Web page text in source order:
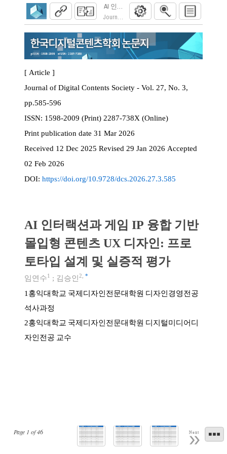
AI 인터랙션과 게임 IP 융합 기반 몰입형
Journal of Digital Contents Society. 2026;
Page 1 of46 Next
[ Article ]
Journal of Digital Contents Society - Vol. 27, No. 3,
pp.585-596
ISSN:
1598-2009 (Print) 2287-738X (Online)
Print publication date 31 Mar 2026
Received 12 Dec 2025 Revised 29 Jan 2026 Accepted
02 Feb 2026
DOI: https://doi.org/10.9728/dcs.2026.27.3.585
AI 인터랙션과 게임 IP 융합 기반
몰입형 콘텐츠 UX 디자인: 프로
토타입 설계 및 실증적 평가
임연수1 ; 김승인2 *
1 홍익대학교 국제디자인전문대학원 디자인경영전공
석사과정
2홍익대학교 국제디자인전문대학원 디지털미디어디
자인전공 교수